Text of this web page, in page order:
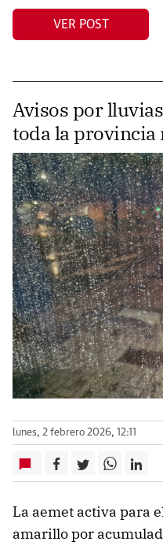
VER POST
Avisos por
toda la provincia
lunes, 2 febrero 2026, 12:11
La aemet activa para
amarillo por